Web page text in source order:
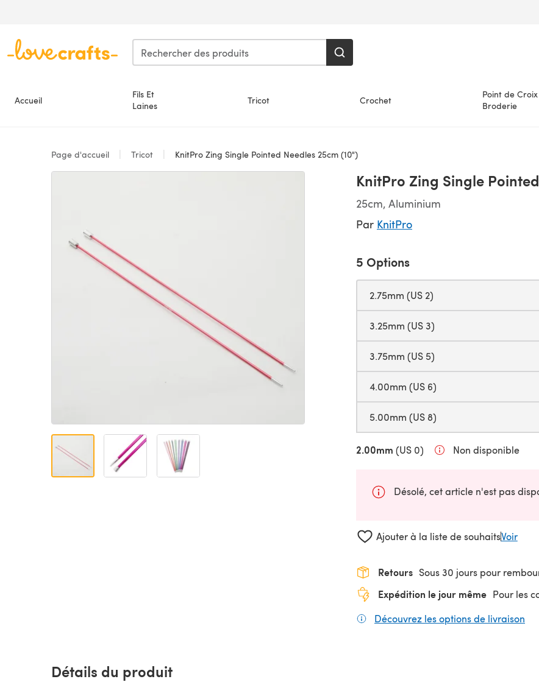
Accueil
Fils Et
Laines
Tricot Crochet
Point de
Broderie
Page d'accueil Tricot KnitPro Zing Single Pointed Needles 25cm (10")
KnitPro Zing Single
25cm, Aluminium
Par KnitPro
5 Options
2.75mm (US 2)
3.25mm (US 3)
3.75mm (US 5)
4.00mm (US 6)
5.00mm (US 8)
2.00mm (US 0) Non disponible
Désolé, cet article n'est pas
Ajouter à la liste de souhaitsVoir
Retours Sous 30 jours pour
Expédition le jour même Pour les
Découvrez les options de livraison
Détails du produit